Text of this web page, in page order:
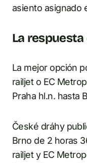
asiento asignado
La
La mejor opción
railjet o EC
Praha hl.n. hasta
České dráhy
Brno de 2 horas
railjet y EC